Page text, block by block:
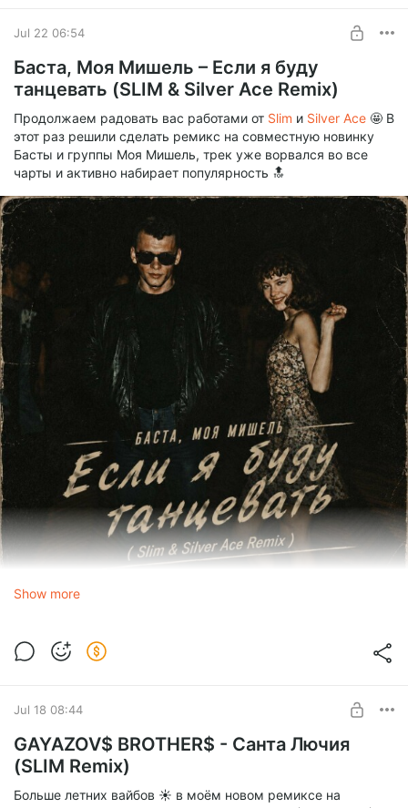
mp3
IOWA - МЫ (CORTO X SLIM Remix).mp3
6.58 Mb
mp3
IOWA - МЫ (CORTO X SLIM Remix Extended).mp3
8.50 Mb
Jul 22 06:54
Баста, Моя Мишель – Если я буду
танцевать (SLIM & Silver Ace Remix)
Продолжаем радовать вас работами от Slim и Silver Ace 🤩 В
этот раз решили сделать ремикс на совместную новинку
Басты и группы Моя Мишель, трек уже ворвался во все
чарты и активно набирает популярность 🔝
Баста, Моя Мишель
Если я буду танцевать (SLIM & Silver Ace Radio
0:00
Show more
Jul 18 08:44
GAYAZOV$ BROTHER$ - Санта Лючия
(SLIM Remix)
Больше летних вайбов ☀️ в моём новом ремиксе на